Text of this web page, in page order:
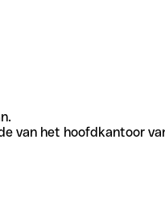
van het hoofdkantoor